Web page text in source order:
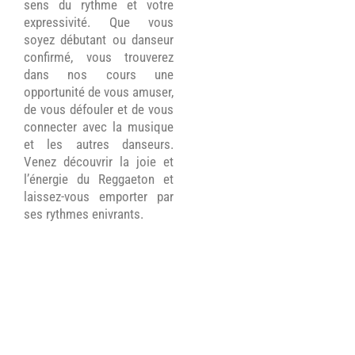
sens du rythme et votre
expressivité. Que vous
soyez débutant ou danseur
confirmé, vous trouverez
dans nos cours une
opportunité de vous amuser,
de vous défouler et de vous
connecter avec la musique
et les autres danseurs.
Venez découvrir la joie et
l’énergie du Reggaeton et
laissez-vous emporter par
ses rythmes enivrants.